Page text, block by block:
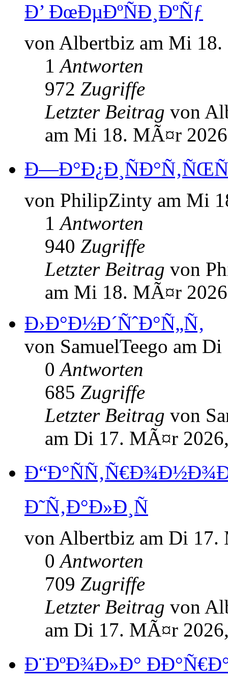
Ð’ ÐœÐµÐºÑÐ¸ÐºÑƒ
von Albertbiz am Mi
1Antworten
972 Zugriffe
Letzter Beitrag von
am Mi 18. MÃ¤r
von PhilipZinty am Mi
1Antworten
940 Zugriffe
Letzter Beitrag von
am Mi 18. MÃ¤r
Ð›Ð°Ð½Ð´ÑˆÐ°Ñ„Ñ‚
von SamuelTeego am
0Antworten
685 Zugriffe
Letzter Beitrag von
am Di 17. MÃ¤r
Ð˜Ñ‚Ð°Ð»Ð¸Ñ
von Albertbiz am Di 17.
0Antworten
709 Zugriffe
Letzter Beitrag von
am Di 17. MÃ¤r
Ð¨ÐºÐ¾Ð»Ð°